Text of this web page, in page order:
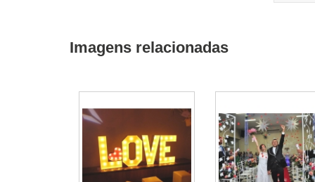
Imagens relacionadas